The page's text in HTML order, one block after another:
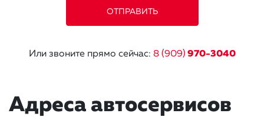
Или звоните прямо сейчас: 8 (909) 970-3040
Адреса автосервисов